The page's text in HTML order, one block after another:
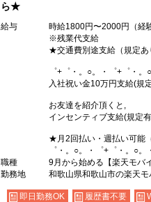
ら★
給与
時給1800円〜2000円（経
※残業代支給
★交通費別途支給（規定あ
゜+゜・。○。・゜+゜・。
入社祝い金10万円支給(規
お友達を紹介頂くと,
インセンティブ支給(規定
★月2回払い・週払い可能
゜・。○。・゜+゜・。○。
職種
9月から始める【楽天モバ
勤務地
和歌山県和歌山市の楽天
即日勤務OK 履歴書不要